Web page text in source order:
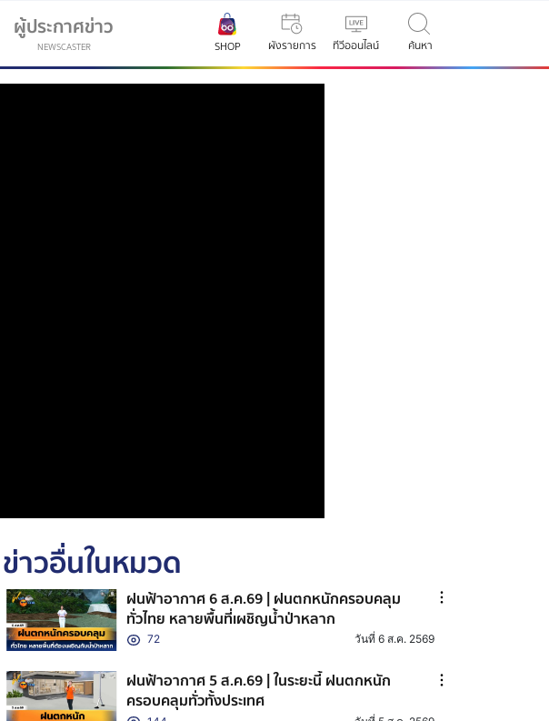
ผู้ประกาศข่าว
NEWSCASTER SHOP ผังรายการ ทีวีออนไลน์ ค้นหา
ข่าวอื่นในหมวด
ฝนฟ้าอากาศ 6 ส.ค.69 | ฝนตกหนักครอบคลุม
ทั่วไทย หลายพื้นที่เผชิญน้ำป่าหลาก
72 วันที่ 6 ส.ค. 2569
ฝนฟ้าอากาศ 5 ส.ค.69 | ในระยะนี้ ฝนตกหนัก
ครอบคลุมทั่วทั้งประเทศ